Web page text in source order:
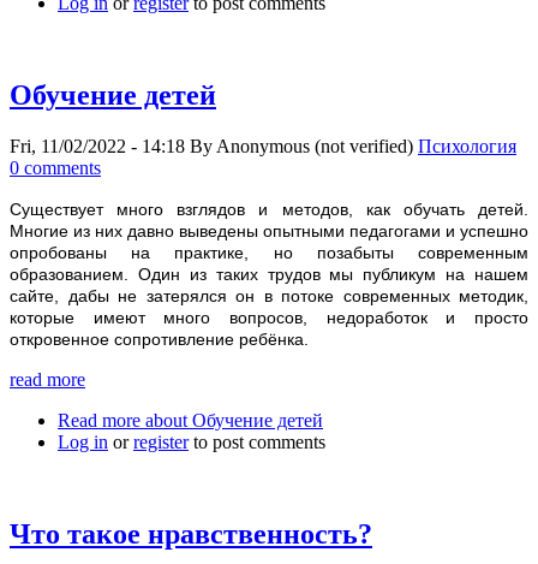
Обучение детей
Fri, 11/02/2022 - 14:18 By Anonymous (not verified) Психология
0 comments
Существует много взглядов и методов, как обучать детей.
Многие из них давно выведены опытными педагогами и успешно
опробованы на практике, но позабыты современным
образованием. Один из таких трудов мы публикум на нашем
сайте, дабы не затерялся он в потоке современных методик,
которые имеют много вопросов, недоработок и просто
откровенное сопротивление ребёнка.
read more
Read more about Обучение детей
Log in orregisterto post comments
Что такое нравственность?